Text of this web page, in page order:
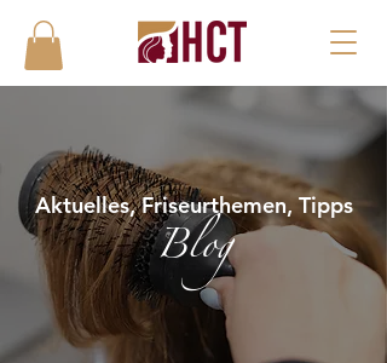
Aktuelles, Friseurthemen, Tipps
Blog